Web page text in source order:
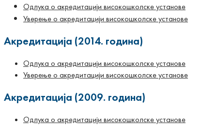
Одлука о акредитацији високошколске установе
Уверење о акредитацији високошколске установе
Акредитација (2014. година)
Одлука о акредитацији високошколске установе
Уверење о акредитацији високошколске установе
Акредитација (2009. година)
Одлука о акредитацији високошколске установе